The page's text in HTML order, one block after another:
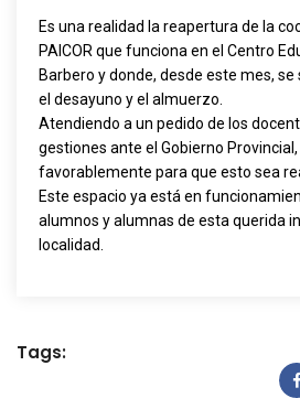
Es una realidad la reapertura de la
PAICOR que funciona en el Centro
Barbero y donde, desde este mes,
el desayuno y el almuerzo.
Atendiendo a un pedido de los
gestiones ante el Gobierno
favorablemente para que esto sea
Este espacio ya está en
alumnos y alumnas de esta querida
localidad.
Tags: